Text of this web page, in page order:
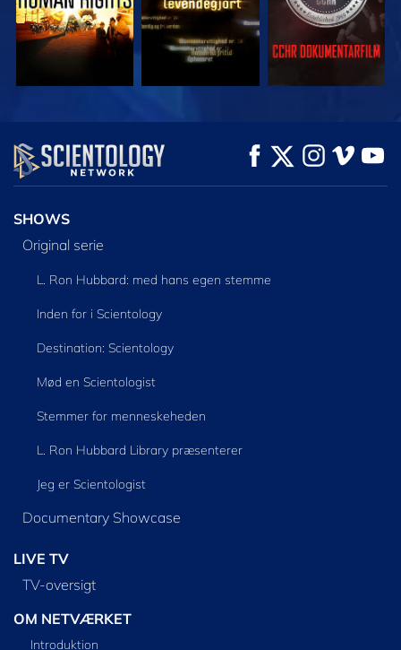
SE UDFORSK SERIEN
SHOWS
Original serie
L. Ron Hubbard: med hans egen stemme
Inden for i Scientology
Destination: Scientology
Mød en Scientologist
Stemmer for menneskeheden
L. Ron Hubbard Library præsenterer
Jeg er Scientologist
Documentary Showcase
LIVE TV
TV-oversigt
OM NETVÆRKET
Introduktion